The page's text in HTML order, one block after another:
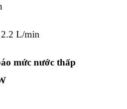
L/min
mức nước thấp